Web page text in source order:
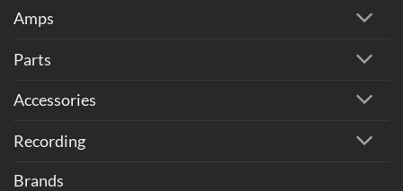
Amps
Parts
Accessories
Recording
Brands